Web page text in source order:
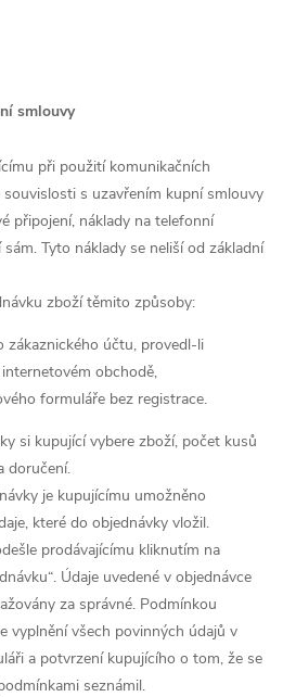
smlouvy
při použití komunikačních
s uzavřením kupní smlouvy
připojení, náklady na telefonní
Tyto náklady se neliší od základní
zboží těmito způsoby:
zákaznického účtu, provedl-li
obchodě,
formuláře bez registrace.
si kupující vybere zboží, počet kusů
doručení.
je kupujícímu umožněno
které do objednávky vložil.
prodávajícímu kliknutím na
. Údaje uvedené v objednávce
za správné. Podmínkou
vyplnění všech povinných údajů v
a potvrzení kupujícího o tom, že se
seznámil.